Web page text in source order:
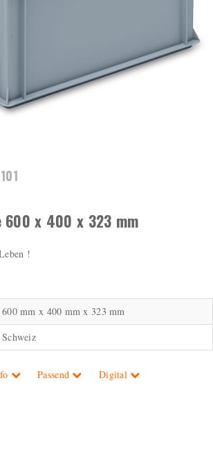
x 400 x 323 mm
!
600 mm x 400 mm x 323 mm
Schweiz
Passend Digital